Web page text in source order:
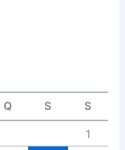
Q S S
1